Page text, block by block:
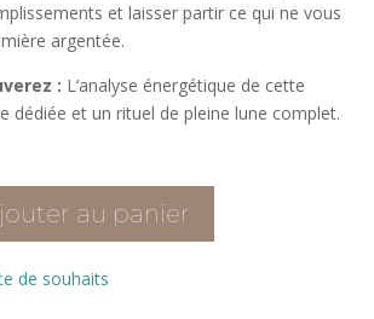
et laisser partir ce qui ne vous
argentée.
: L’analyse énergétique de cette
dédiée et un rituel de pleine lune complet.
au panier
de souhaits